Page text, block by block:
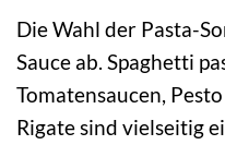
Die Wahl der Pasta-
Sauce ab. Spaghetti
Tomatensaucen,
Rigate sind vielseitig